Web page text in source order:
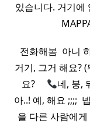
있습니다. 거기에
전화해봄 ​ 아니
거기, 그거 해요?
요? ​ ​ ​ ​
네, 붕,
아..! 예, 해요 ;;;;
을 다른 사람에